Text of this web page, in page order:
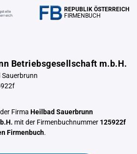
REPUBLIK ÖSTERREICH
FIRMENBUCH
Betriebsgesellschaft m.b.H.
Sauerbrunn
der Firma Heilbad Sauerbrunn
mit der Firmenbuchnummer 125922f
Firmenbuch.